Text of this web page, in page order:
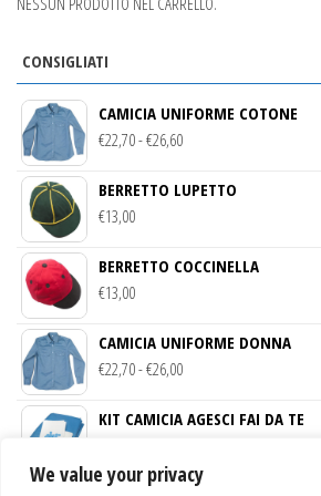
We value your privacy
CONSIGLIATI
CAMICIA UNIFORME COTONE
€22,70-€26,60FASCIA
PREZZO:
A
BERRETTO LUPETTO
€13,00
BERRETTO COCCINELLA
€13,00
CAMICIA UNIFORME DONNA
€22,70-€26,00FASCIA
PREZZO:
€22,70
KIT CAMICIA AGESCI FAI DA TE